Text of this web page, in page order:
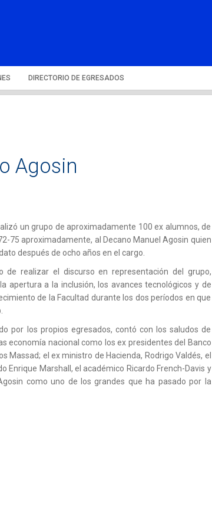
DIRECTORIO DE EGRESADOS
Agosin
un grupo de aproximadamente 100 ex alumnos, de
75 aproximadamente, al Decano Manuel Agosin quien
después de ocho años en el cargo.
de realizar el discurso en representación del grupo,
apertura a la inclusión, los avances tecnológicos y de
de la Facultad durante los dos períodos en que
por los propios egresados, contó con los saludos de
economía nacional como los ex presidentes del Banco
Massad; el ex ministro de Hacienda, Rodrigo Valdés, el
Enrique Marshall, el académico Ricardo French-Davis y
como uno de los grandes que ha pasado por la